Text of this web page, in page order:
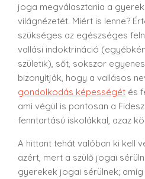
joga megválasztania a
világnézetét. Miért is lenne?
szükséges az egészséges
vallási indoktrináció
születik), sőt, sokszor
bizonyítják, hogy a vallásos
gondolkodás képességét és
ami végül is pontosan a
fenntartású iskolákkal, azaz
A hittant tehát valóban ki kell
azért, mert a szülő jogai
gyerekek jogai sérülnek;